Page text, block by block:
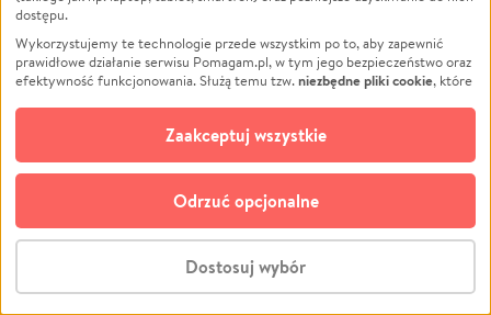
Stwórz zbiórkę - za darmo
Pomoc Finansowa
Projekty
Pogrzeb
Społeczność lokalna
Kultura
Edukacja
Podróż
Impreza
Ochrona środowiska
Biznes
© CROWDING SP. Z O.O.
dostępu.
Wykorzystujemy te technologie przede wszystkim po to, aby zapewnić
prawidłowe działanie serwisu Pomagam.pl, w tym jego bezpieczeństwo oraz
efektywność funkcjonowania. Służą temu tzw.niezbędne pliki cookie, które
opcjonalnych plików cookie
technologii do celów analitycznych i retargetingowych. Możesz wyrazić
zgodę na ich stosowanie lub jej odmówić. W dowolnym momencie masz
możliwość zmiany swoich preferencji na stronie „Zarządzaj zgodami cookie”,
do której link znajdziesz w stopce serwisu Pomagam.pl. Opcjonalne pliki
cookie wykorzystywane są w następujących celach:
działanie serwisu Pomagam.pl. Dzięki nim możemy zrozumieć, jak
użytkownicy korzystają z naszego serwisu – skąd trafiają do serwisu, jak
Dostosuj wybór
Odrzuć opcjonalne
Zaakceptuj wszystkie